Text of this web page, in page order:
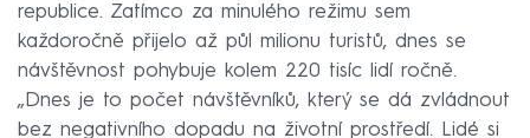
republice. Zatímco za minulého režimu sem
každoročně přijelo až půl milionu turistů, dnes se
návštěvnost pohybuje kolem 220 tisíc lidí ročně.
„Dnes je to počet návštěvníků, který se dá zvládnout
bez negativního dopadu na životní prostředí. Lidé si